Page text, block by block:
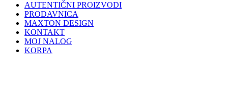
AUTENTIČNI PROIZVODI
PRODAVNICA
MAXTON DESIGN
KONTAKT
MOJ NALOG
KORPA